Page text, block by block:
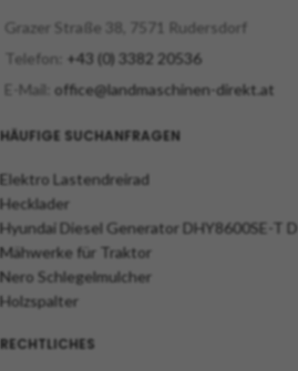
Grazer Straße 38, 7571 Rudersdorf
Telefon:
+43 (0) 3382 20536
E-Mail: office@landmaschinen-direkt.at
HÄUFIGE SUCHANFRAGEN
Elektro Lastendreirad
Hecklader
Hyundai Diesel Generator DHY8600SE-T D
Mähwerke für Traktor
Nero Schlegelmulcher
Holzspalter
RECHTLICHES